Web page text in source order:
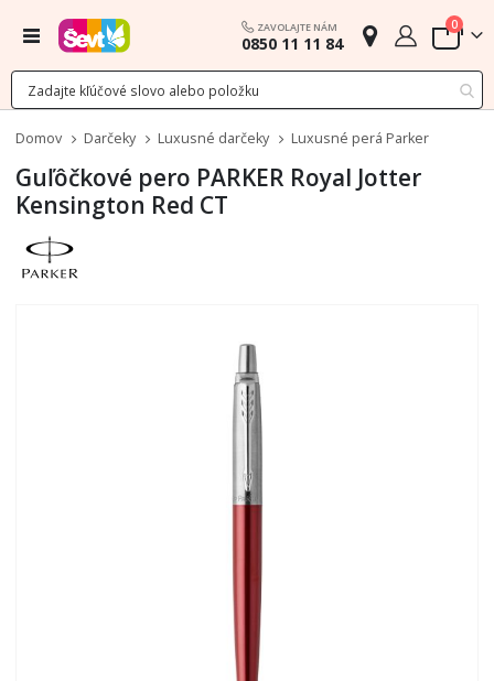
Menu ZAVOLAJTE NÁM
0850 11 11 84 Cart
0
Domov Darčeky Luxusné darčeky Luxusné perá Parker
Guľôčkové pero PARKER Royal Jotter
Kensington Red CT